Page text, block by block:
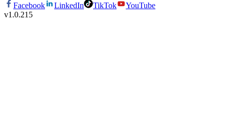
Facebook LinkedIn TikTok
YouTube
v1.0.215